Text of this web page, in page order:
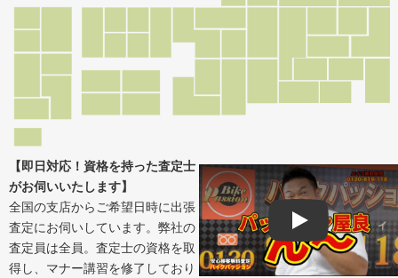
Play
【即日対応！資格を持った査定士
がお伺いいたします】
全国の支店からご希望日時に出張
査定にお伺いしています。弊社の
査定員は全員。査定士の資格を取
得し、マナー講習を修了しており